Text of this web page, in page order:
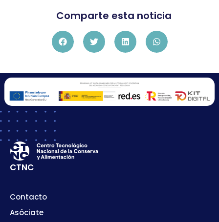
Comparte esta noticia
CTNC
Contacto
Asóciate